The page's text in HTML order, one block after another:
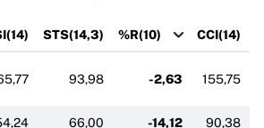
STS(14,3) %R(10) CCI(14)
93,98 -2,63 155,75
66,00 -14,12 90,38